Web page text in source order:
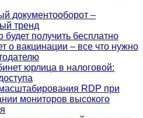
документооборот –
тренд
получить бесплатно
о вакцинации – все что нужно
юрлица в налоговой:
RDP при
мониторов высокого